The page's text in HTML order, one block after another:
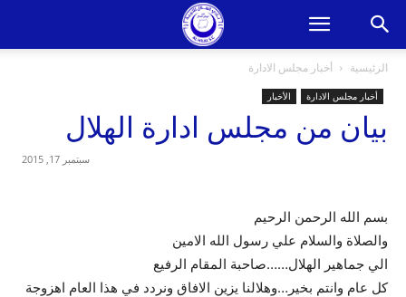
الرئيسية أخبار مجلس الادارة
أخبار مجلس الادارة الأخبار
بيان من مجلس ادارة الهلال
سبتمبر 17, 2015
بسم الله الرحمن الرحيم
والصلاة والسلام علي رسول الله الامين
الي جماهير الهلال……صاحبة المقام الرفيع
كل عام وانتم بخير…وهلالنا يزين الافاق ونردد في هذا العام اهزوجة